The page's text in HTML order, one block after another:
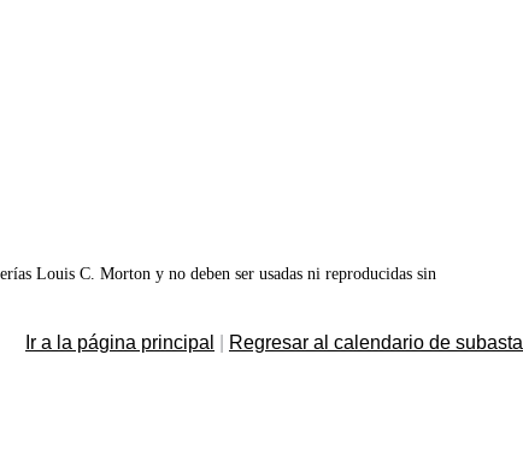
Louis C. Morton y no deben ser usadas ni reproducidas sin
Ir a la página principal Regresar al calendario de